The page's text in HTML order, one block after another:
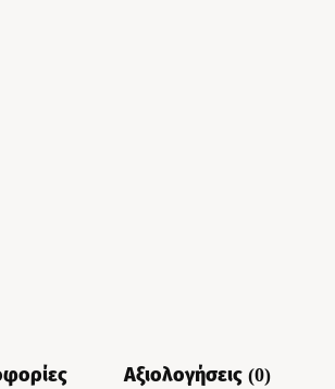
Αξιολογήσεις (0)